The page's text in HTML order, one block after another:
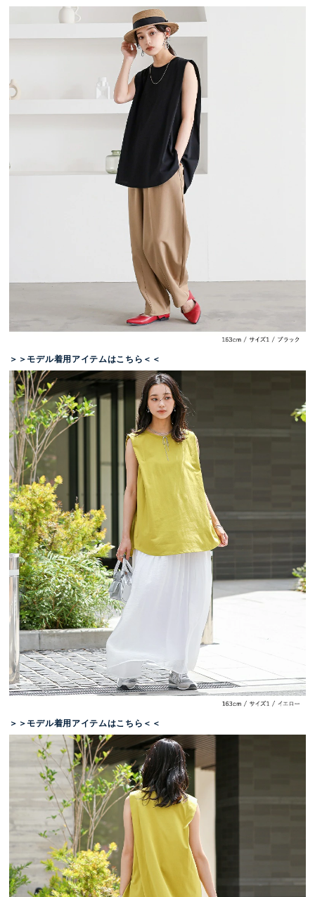
＞＞モデル着用アイテムはこちら＜＜
＞＞モデル着用アイテムはこちら＜＜